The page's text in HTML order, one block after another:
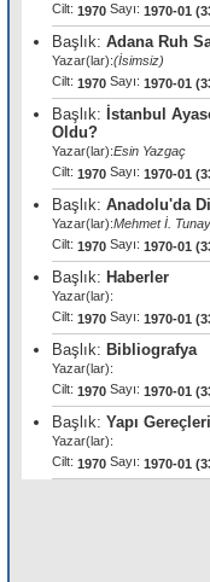
Cilt: 1970 Sayı: 1970-01
Başlık: Adana Ruh
Yazar(lar):(İsimsiz)
Cilt: 1970 Sayı: 1970-01
Başlık: İstanbul
Oldu?
Yazar(lar):Esin Yazgaç
Cilt: 1970 Sayı: 1970-01
Başlık: Anadolu'da
Yazar(lar):Mehmet İ. Tunay
Cilt: 1970 Sayı: 1970-01
Başlık: Haberler
Yazar(lar):
Cilt: 1970 Sayı: 1970-01
Başlık: Bibliografya
Yazar(lar):
Cilt: 1970 Sayı: 1970-01
Başlık: Yapı
Yazar(lar):
Cilt: 1970 Sayı: 1970-01